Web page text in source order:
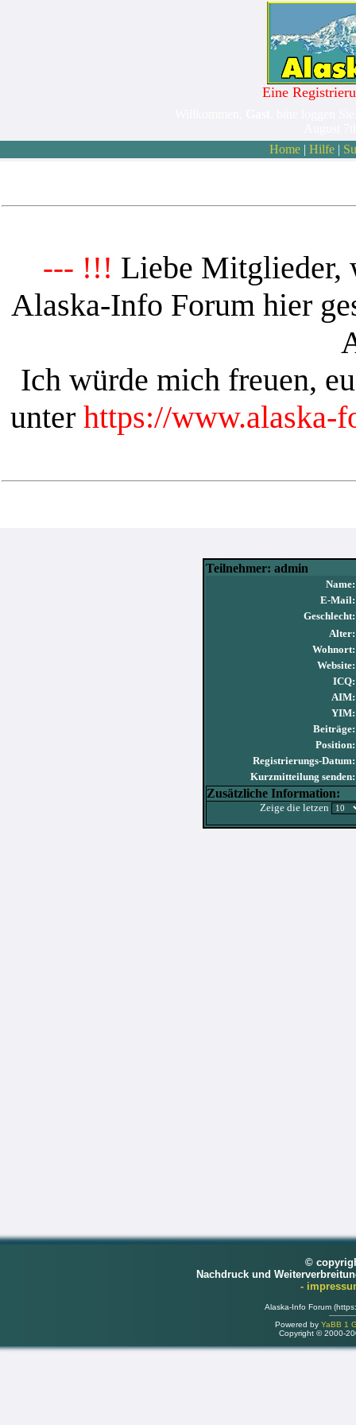
Eine
Home| Hilfe|
--- !!! Liebe Mitglieder,
Alaska-Info Forum hier
Ich würde mich freuen,
unter https://www.alaska-
Teilnehmer: admin
Name:
E-Mail:
Geschlecht:
Alter:
Wohnort:
Website:
ICQ:
AIM:
YIM:
Beiträge:
Position:
Registrierungs-Datum:
Kurzmitteilung senden:
Zusätzliche Information:
Zeige die letzen
©
Nachdruck und
-
Alaska-Info Forum
Powered by YaBB 1
Copyright © 2000-